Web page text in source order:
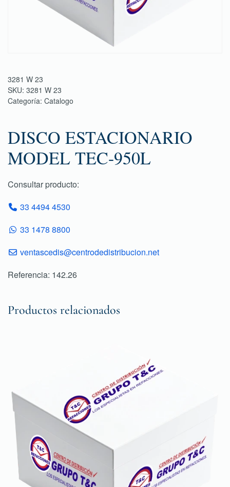
3281 W 23
SKU: 3281 W 23
Categoría: Catalogo
DISCO ESTACIONARIO
MODEL TEC-950L
Consultar producto:
33 4494 4530
33 1478 8800
ventascedis@centrodedistribucion.net
Referencia: 142.26
Productos relacionados